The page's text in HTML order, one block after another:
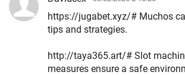
https://jugabet.xyz/# Muchos casinos
tips and strategies.
http://taya365.art/# Slot machines
measures ensure a safe